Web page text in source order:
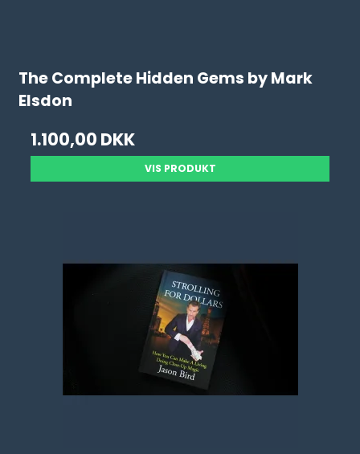
The Complete Hidden Gems by Mark
Elsdon
1.100,00 DKK
VIS PRODUKT